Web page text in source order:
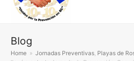
Blog
Home » Jornadas Preventivas, Playas de